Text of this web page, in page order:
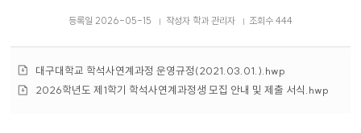
등록일 2026-05-15 작성자 학과 관리자 조회수 444
첨
부
대구대학교 학석사연계과정 운영규정(2021.03.01.).hwp
첨
2026학년도 제1학기 학석사연계과정생 모집 안내 및 제출 서식.hwp